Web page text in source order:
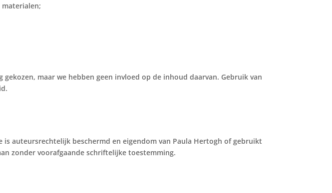
maar we hebben geen invloed op de inhoud daarvan. Gebruik van
auteursrechtelijk beschermd en eigendom van Paula Hertogh of gebruikt
zonder voorafgaande schriftelijke toestemming.